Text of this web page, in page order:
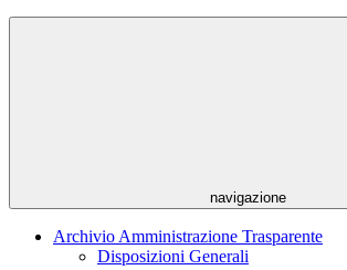
navigazione
Archivio Amministrazione Trasparente
Disposizioni Generali